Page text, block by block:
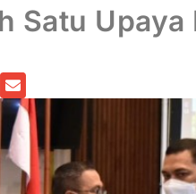
Satu Upaya